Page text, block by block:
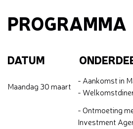
PROGRAMMA
DATUM
Maandag 30 maart
- Aankomst in
-
- Ontmoeting
Investment